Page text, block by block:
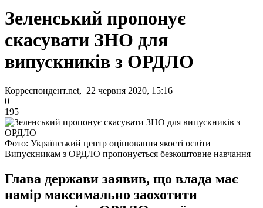
Зеленський пропонує
скасувати ЗНО для
випускників з ОРДЛО
Корреспондент.net, 22 червня 2020, 15:16
0
195
Фото: Український центр оцінювання якості освіти
Випускникам з ОРДЛО пропонується безкоштовне навчання
Глава держави заявив, що влада має
намір максимально заохотити